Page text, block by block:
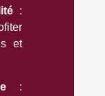
:
et
: